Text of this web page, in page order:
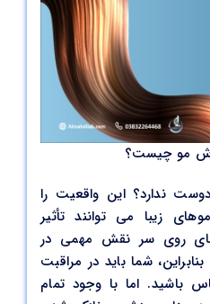
مو چیست؟
ندارد؟ این واقعیت را
زیبا می توانند تأثیر
روی سر نقش مهمی در
شما باید در مراقبت
باشید. اما با وجود تمام